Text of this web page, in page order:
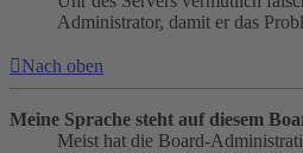
Administrator, damit er das
Nach oben
Meine Sprache steht auf diesem
Meist hat die Board-